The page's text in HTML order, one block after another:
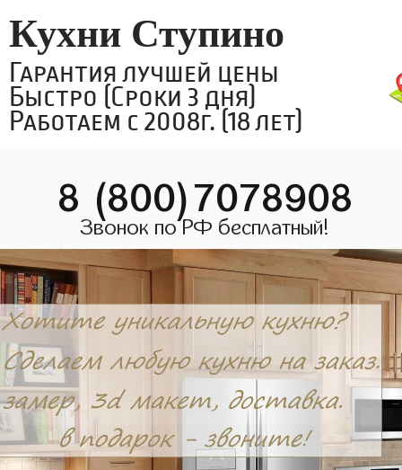
Кухни Ступино
Гарантия лучшей цены
Быстро (Сроки 3 дня)
Работаем с 2008г. (18 лет)
8 (800)7078908
Звонок по РФ бесплатный!